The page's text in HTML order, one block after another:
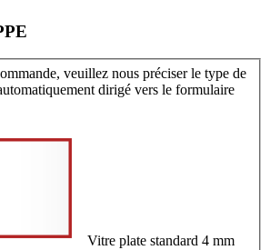
veuillez nous préciser le type de
dirigé vers le formulaire
Vitre plate standard 4 mm